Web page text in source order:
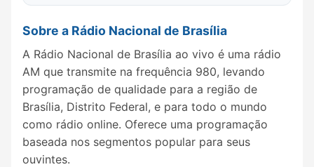
Sobre a Rádio Nacional de Brasília
A Rádio Nacional de Brasília ao vivo é uma rádio
AM que transmite na frequência 980, levando
programação de qualidade para a região de
Brasília, Distrito Federal, e para todo o mundo
como rádio online. Oferece uma programação
baseada nos segmentos popular para seus
ouvintes.